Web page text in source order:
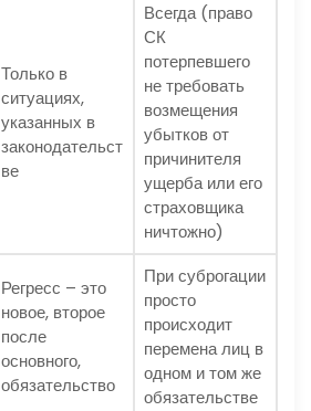
Только в
ситуациях,
указанных в
законодательст
ве
Всегда (право
СК
потерпевшего
не требовать
возмещения
убытков от
причинителя
ущерба или его
страховщика
ничтожно)
Регресс – это
новое, второе
после
основного,
обязательство
При суброгации
просто
происходит
перемена лиц в
одном и том же
обязательстве